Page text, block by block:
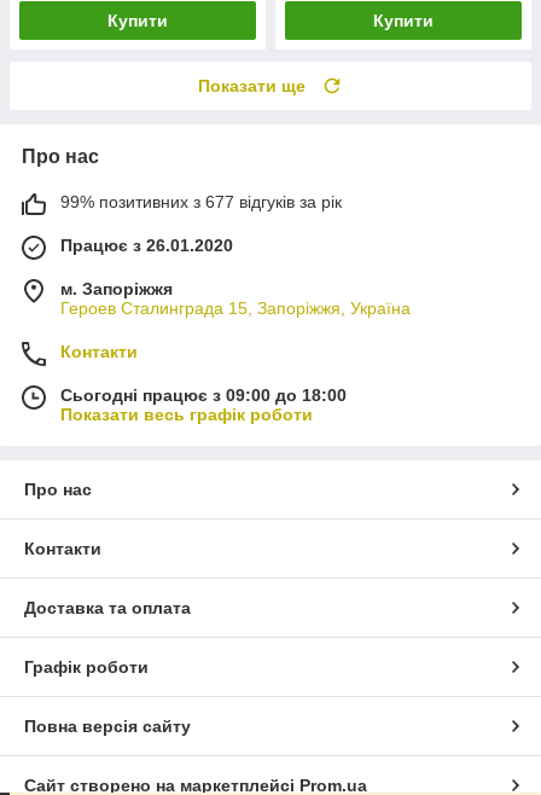
Купити Купити
Показати ще
Про нас
99% позитивних з 677 відгуків за рік
Працює з 26.01.2020
м. Запоріжжя
Героев Сталинграда 15, Запоріжжя, Україна
Контакти
Сьогодні працює з 09:00 до 18:00
Показати весь графік роботи
Про нас
Контакти
Доставка та оплата
Графік роботи
Повна версія сайту
Сайт створено на маркетплейсі Prom.ua